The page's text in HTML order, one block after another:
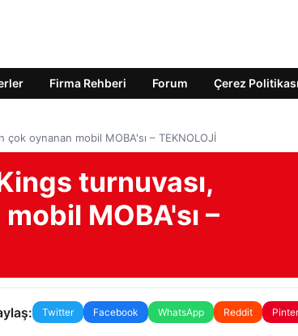
Firma Rehberi Forum Çerez Politikası
oynanan mobil MOBA'sı – TEKNOLOJİ
turnuvası,
MOBA'sı –
Twitter Facebook WhatsApp Reddit